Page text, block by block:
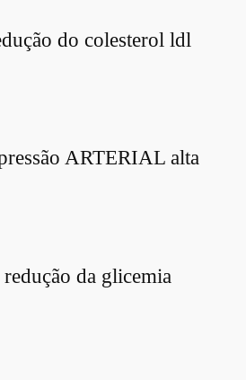
do colesterol ldl
ARTERIAL alta
da glicemia